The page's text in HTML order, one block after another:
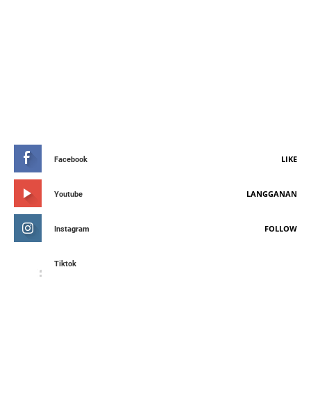
Facebook LIKE
Youtube LANGGANAN
Instagram FOLLOW
Tiktok